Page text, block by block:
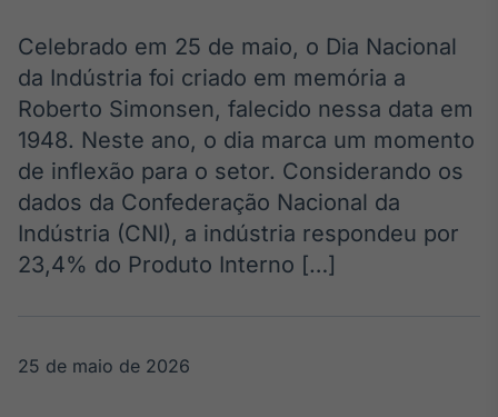
Broadcast
Político
Os bastidores da
política em
Celebrado em 25 de maio, o Dia Nacional
da Indústria foi criado em memória a
Roberto Simonsen, falecido nessa data em
1948. Neste ano, o dia marca um momento
de inflexão para o setor. Considerando os
dados da Confederação Nacional da
Indústria (CNI), a indústria respondeu por
23,4% do Produto Interno […]
25 de maio de 2026